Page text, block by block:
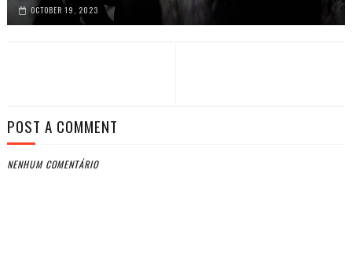
OCTOBER 19, 2023
POST A COMMENT
NENHUM COMENTÁRIO